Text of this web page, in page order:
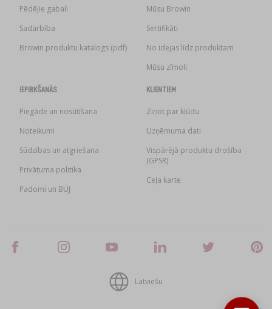
Pēdējie gabali
Sadarbība
Browin produktu katalogs (pdf)
Mūsu Browin
Sertifikāti
No idejas līdz produktam
Mūsu zīmoli
IEPIRKŠANĀS
Piegāde un nosūtīšana
Noteikumi
Sūdzības un atgriešana
Privātuma politika
Padomi un BUJ
KLIENTIEM
Ziņot par kļūdu
Uzņēmuma dati
Vispārējā produktu drošība
(GPSR)
Ceļa karte
Latviešu